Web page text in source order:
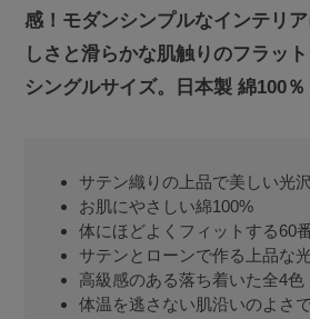
感！モダンシンプルなインテリ
しさと滑らかな肌触りのフラッ
シングルサイズ。日本製 綿100％
サテン織りの上品で美しい光沢
お肌にやさしい綿100%
体にほどよくフィットする60
サテンとローンで作る上品な
高級感のある落ち着いた全4色
体温を逃さない肌沿いのよさ